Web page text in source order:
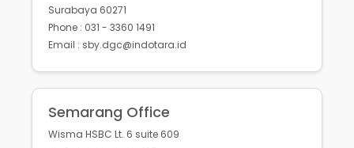
Surabaya 60271
Phone : 031 - 3360 1491
Email : sby.dgc@indotara.id
Semarang Office
Wisma HSBC Lt. 6 suite 609